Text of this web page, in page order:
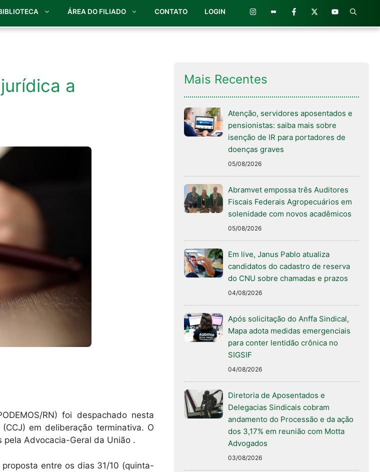
ÁREA DO FILIADO CONTATO LOGIN
a
RN) foi despachado nesta
em deliberação terminativa. O
Advocacia-Geral da União .
entre os dias 31/10 (quinta-
Mais Recentes
Atenção, servidores aposentados e
pensionistas: saiba mais sobre
isenção de IR para portadores de
doenças graves
05/08/2026
Abramvet empossa três Auditores
Fiscais Federais Agropecuários em
solenidade com novos acadêmicos
05/08/2026
Em live, Janus Pablo atualiza
candidatos do cadastro de reserva
do CNU sobre chamadas e prazos
04/08/2026
Após solicitação do Anffa Sindical,
Mapa adota medidas emergenciais
para conter lentidão crônica no
SIGSIF
04/08/2026
Diretoria de Aposentados e
Delegacias Sindicais cobram
andamento do Processão e da ação
dos 3,17% em reunião com Motta
Advogados
03/08/2026